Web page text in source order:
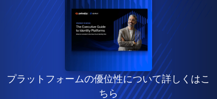
プラットフォームの優位性について詳しくはこ
ちら